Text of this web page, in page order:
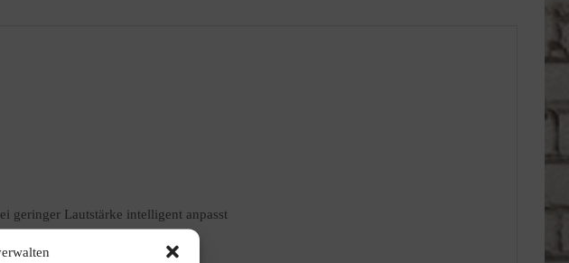
geringer Lautstärke intelligent anpasst